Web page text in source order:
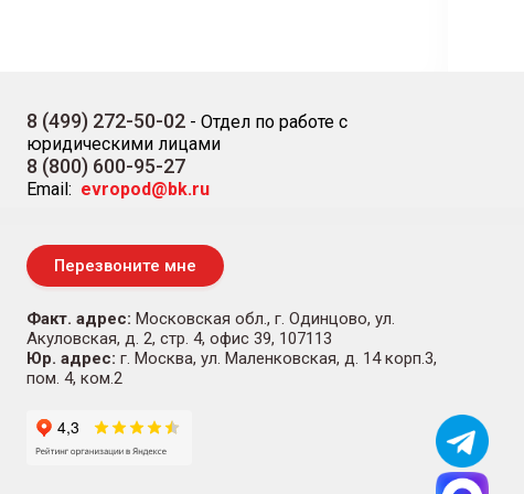
8 (499) 272-50-02- Отдел по работе с
юридическими лицами
8 (800) 600-95-27
Email: evropod@bk.ru
Перезвоните мне
Факт. адрес: Московская обл., г. Одинцово, ул.
Акуловская, д. 2, стр. 4, офис 39, 107113
Юр. адрес: г. Москва, ул. Маленковская, д. 14 корп.3,
пом. 4, ком.2